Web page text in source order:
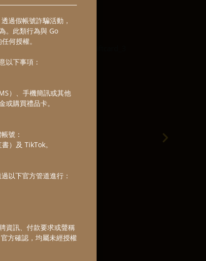
過假帳號詐騙活動，
。此類行為與 Go
何授權。
以下事項：
）、手機簡訊或其他
或購買禮品卡。
號：
）及 TikTok。
以下官方管道進行：
資訊、付款要求或聲稱
方確認，均屬未經授權